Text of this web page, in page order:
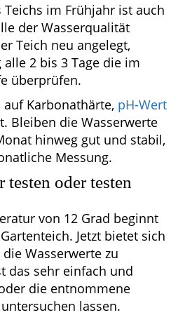
im Frühjahr ist auch
der Wasserqualität
Teich neu angelegt,
2 bis 3 Tage die im
überprüfen.
Karbonathärte, pH-Wert
Bleiben die Wasserwerte
hinweg gut und stabil,
Messung.
testen oder testen
von 12 Grad beginnt
Jetzt bietet sich
Wasserwerte zu
das sehr einfach und
die entnommene
lassen.